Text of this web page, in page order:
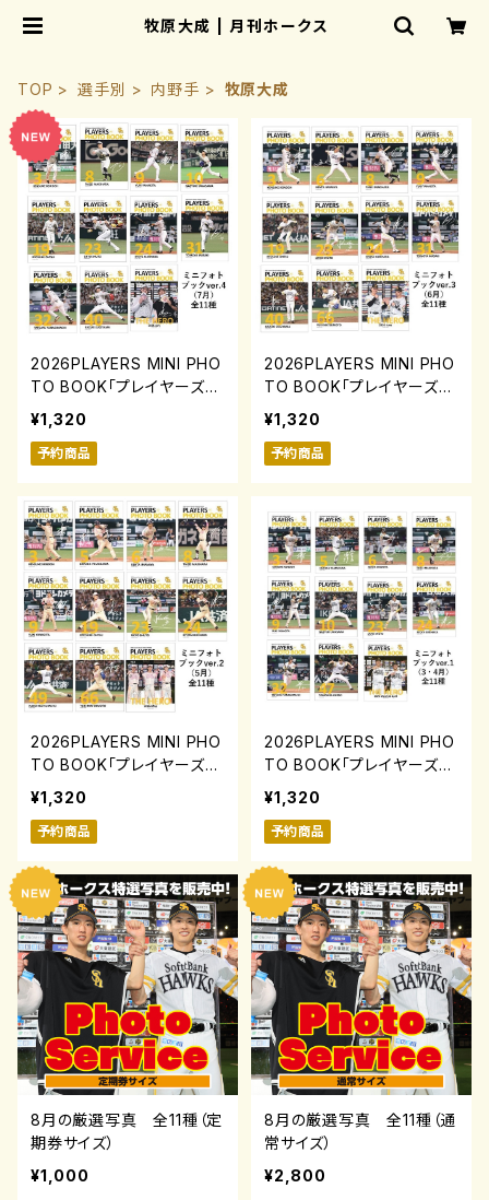
牧原大成 | 月刊ホークス
TOP 選手別 内野手 牧原大成
2026PLAYERS MINI PHO
TO BOOK「プレイヤーズミ
ニフォトブック」ver.4(7月)
0731-0817
¥1,320
予約商品
2026PLAYERS MINI PHO
TO BOOK「プレイヤーズミ
ニフォトブック」ver.3(6月)
0731-0817
¥1,320
予約商品
2026PLAYERS MINI PHO
TO BOOK「プレイヤーズミ
ニフォトブック」ver.2(5月)
0731-0817
¥1,320
予約商品
2026PLAYERS MINI PHO
TO BOOK「プレイヤーズミ
ニフォトブック」ver.1(3・4
月)0731-0817
¥1,320
予約商品
8月の厳選写真 全11種（定
期券サイズ）
¥1,000
8月の厳選写真 全11種（通
常サイズ）
¥2,800